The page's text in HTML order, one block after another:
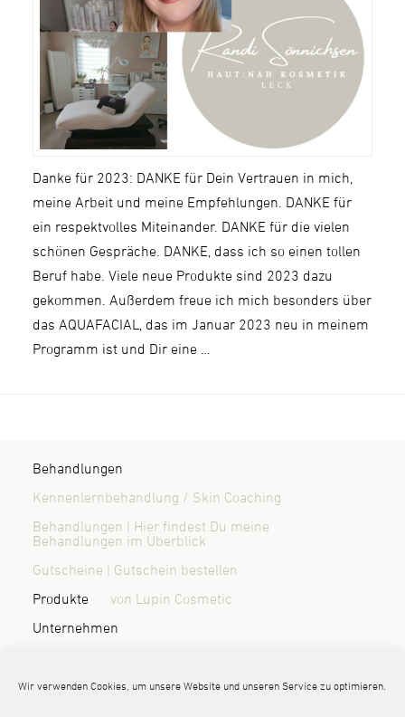
Wir verwenden Cookies, um unsere Website und unseren Service zu optimieren.
Danke für 2023: DANKE für Dein Vertrauen in mich,
meine Arbeit und meine Empfehlungen. DANKE für
ein respektvolles Miteinander. DANKE für die vielen
schönen Gespräche. DANKE, dass ich so einen tollen
Beruf habe. Viele neue Produkte sind 2023 dazu
gekommen. Außerdem freue ich mich besonders über
das AQUAFACIAL, das im Januar 2023 neu in meinem
Programm ist und Dir eine …
Behandlungen
Kennenlernbehandlung / Skin Coaching
Behandlungen | Hier findest Du meine
Behandlungen im Überblick
Gutscheine | Gutschein bestellen
Produkte
von Lupin Cosmetic
Unternehmen
Blog & News
Kontakt / Anfahrt